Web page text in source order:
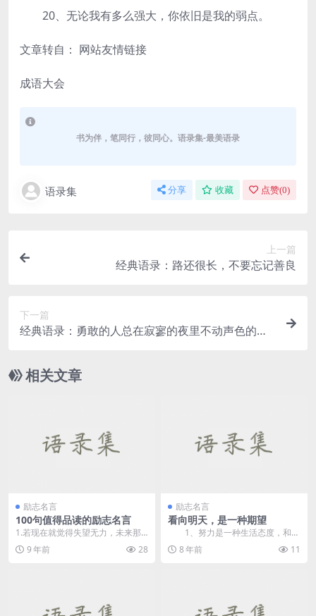
20、无论我有多么强大，你依旧是我的弱点。
文章转自： 网站友情链接
成语大会
书为伴，笔同行，彼同心。语录集-最美语录
语录集 分享 收藏 点赞(0)
上一篇
经典语录：路还很长，不要忘记善良
下一篇
经典语录：勇敢的人总在寂寥的夜里不动声色的强
相关文章
励志名言
100句值得品读的励志名言
1.若现在就觉得失望无力，未来那
么远你该怎么扛。 2.宁愿跑起来
被...9 年前 28
励志名言
看向明天，是一种期望
1、努力是一种生活态度，和年
龄无关！生活要有激情，只要你有
前进的方向和目标，...
8 年前 11